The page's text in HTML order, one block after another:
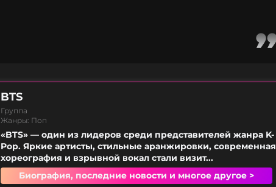
BTS
Группа
Жанры: Поп
«BTS» — один из лидеров среди представителей жанра K-
Pop. Яркие артисты, стильные аранжировки, современная
хореография и взрывной вокал стали визит...
Биография, последние новости и многое другое >